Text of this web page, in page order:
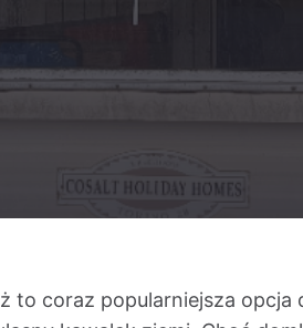
to coraz popularniejsza